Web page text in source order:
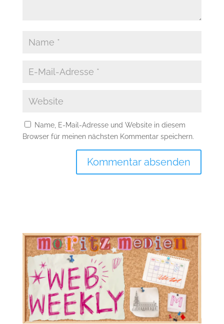
Name, E-Mail-Adresse und Website in diesem
Browser für meinen nächsten Kommentar speichern.